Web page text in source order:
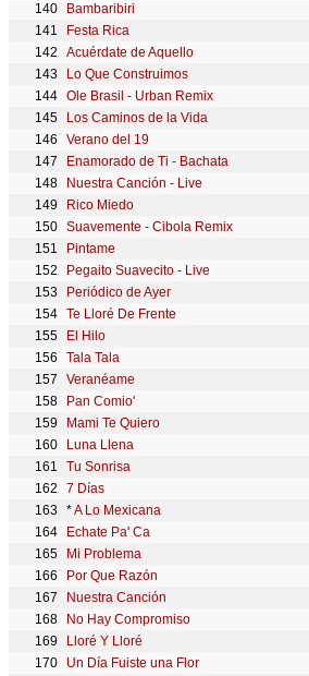
Bambaribiri
Festa Rica
Acuérdate de Aquello
Lo Que Construimos
Ole Brasil - Urban Remix
Los Caminos de la Vida
Verano del 19
Enamorado de Ti - Bachata
Nuestra Canción - Live
Rico Miedo
Suavemente - Cibola Remix
Pintame
Pegaito Suavecito - Live
Periódico de Ayer
Te Lloré De Frente
El Hilo
Tala Tala
Veranéame
Pan Comio'
Mami Te Quiero
Luna Llena
Tu Sonrisa
7 Días
*A Lo Mexicana
Echate Pa' Ca
Mi Problema
Por Que Razón
Nuestra Canción
No Hay Compromiso
Lloré Y Lloré
Un Día Fuiste una Flor